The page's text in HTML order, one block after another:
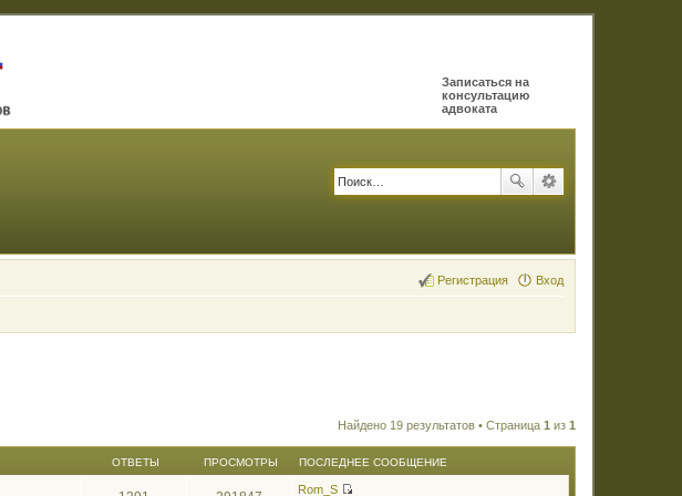
Записаться на
консультацию
адвоката
Вход
Регистрация
Найдено 19 результатов • Страница 1 из 1
ОТВЕТЫ ПРОСМОТРЫ ПОСЛЕДНЕЕ СООБЩЕНИЕ
Rom_S